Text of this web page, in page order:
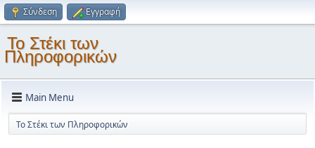
Σύνδεση Εγγραφή
Το Στέκι των
Πληροφορικών
Main Menu
Το Στέκι των Πληροφορικών